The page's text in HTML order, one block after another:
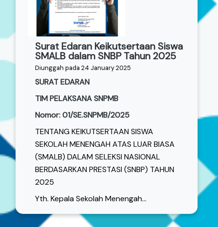
Surat Edaran Keikutsertaan Siswa
SMALB dalam SNBP Tahun 2025
Diunggah pada 24 January 2025
SURAT EDARAN
TIM PELAKSANA SNPMB
Nomor: 01/SE.SNPMB/2025
TENTANG KEIKUTSERTAAN SISWA
SEKOLAH MENENGAH ATAS LUAR BIASA
(SMALB) DALAM SELEKSI NASIONAL
BERDASARKAN PRESTASI (SNBP) TAHUN
2025
Yth. Kepala Sekolah Menengah...